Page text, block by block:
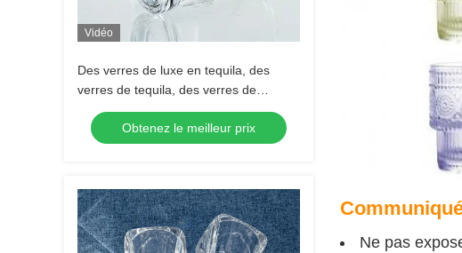
Vidéo
Des verres de luxe en tequila, des
verres de tequila, des verres de
tequila, des verres de tequila, des
verres de tequila.
Obtenez le meilleur prix
Ne pas